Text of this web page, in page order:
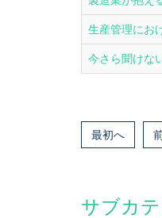
生産管理にお
今さら聞けな
最初へ
サブカテ